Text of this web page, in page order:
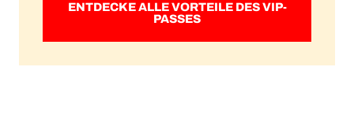
ENTDECKE ALLE VORTEILE DES VIP-
PASSES